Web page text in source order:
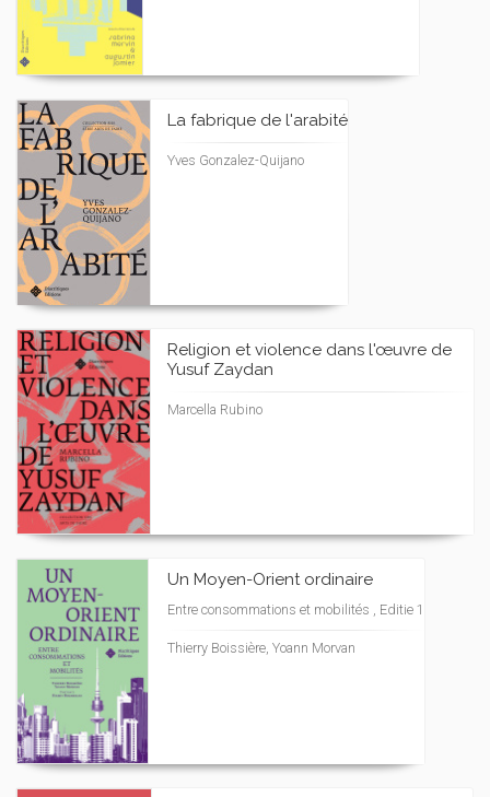
La fabrique de l'arabité
Yves Gonzalez-Quijano
Religion et violence dans l'œuvre de
Yusuf Zaydan
Marcella Rubino
Un Moyen-Orient ordinaire
Entre consommations et mobilités , Editie 1
Thierry Boissière, Yoann Morvan